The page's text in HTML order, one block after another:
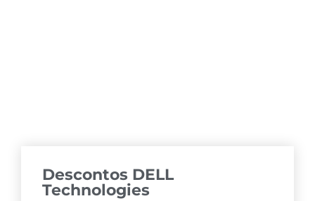
Descontos DELL
Technologies